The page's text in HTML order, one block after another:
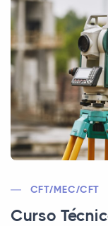
CFT/MEC/CFT
Curso